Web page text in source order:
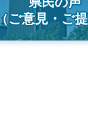
（ご意見・ご